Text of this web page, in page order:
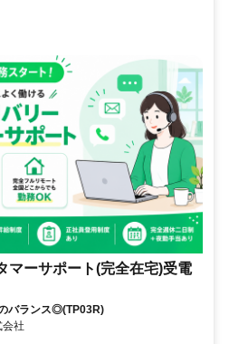
マーサポート(完全在宅)受電
バランス◎(TP03R)
社